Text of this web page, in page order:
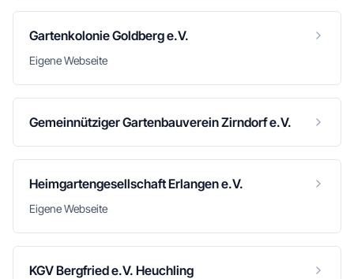
Gartenkolonie Goldberg e.V.
Eigene Webseite
Gemeinnütziger Gartenbauverein Zirndorf e.V.
Heimgartengesellschaft Erlangen e.V.
Eigene Webseite
KGV Bergfried e.V. Heuchling